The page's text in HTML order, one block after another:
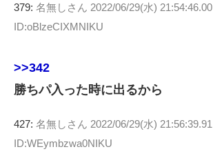
379: 名無しさん 2022/06/29(水) 21:54:46.00
ID:oBlzeCIXMNIKU
>>342
勝ちパ入った時に出るから
427: 名無しさん 2022/06/29(水) 21:56:39.91
ID:WEymbzwa0NIKU